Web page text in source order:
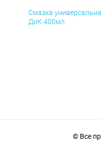
Смазка
ДиК 400мл
© Все